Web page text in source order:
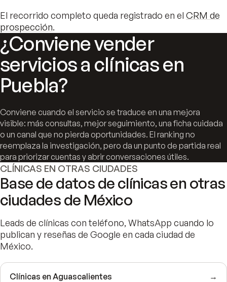
El recorrido completo queda registrado en el CRM de
prospección.
¿Conviene vender
servicios a clínicas en
Puebla?
Conviene cuando el servicio se traduce en una mejora
visible: más consultas, mejor seguimiento, una ficha cuidada
o un canal que no pierda oportunidades. El ranking no
reemplaza la investigación, pero da un punto de partida real
para priorizar cuentas y abrir conversaciones útiles.
CLÍNICAS EN OTRAS CIUDADES
Base de datos de clínicas en otras
ciudades de México
Leads de clínicas con teléfono, WhatsApp cuando lo
publican y reseñas de Google en cada ciudad de
México.
Clínicas en Aguascalientes →